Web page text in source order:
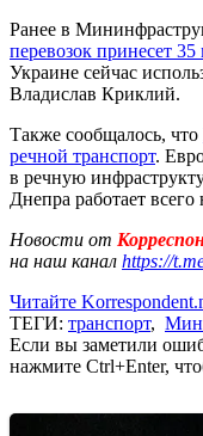
Ранее в
перевозок принесет 35
Украине сейчас
Владислав Криклий.
Также сообщалось, что
речной транспорт.
в речную
Днепра работает
Новости от
на наш канал https://
Читайте
ТЕГИ: транспорт,
Если вы заметили
нажмите Ctrl+Enter,